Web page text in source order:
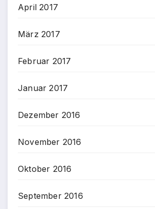
April 2017
März 2017
Februar 2017
Januar 2017
Dezember 2016
November 2016
Oktober 2016
September 2016